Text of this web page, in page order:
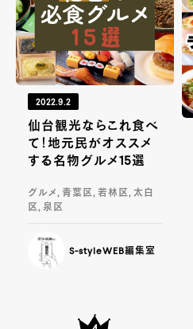
2022.9.2
仙台観光ならこれ食べ
て！地元民がオススメ
する名物グルメ15選
グルメ, 青葉区, 若林区, 太白
区, 泉区
S-styleWEB編集室